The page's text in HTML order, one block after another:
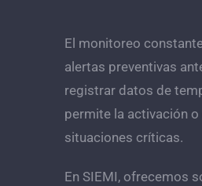
El monitoreo
alertas preventivas
registrar datos de
permite la activación
situaciones críticas.
En SIEMI, ofrecemos